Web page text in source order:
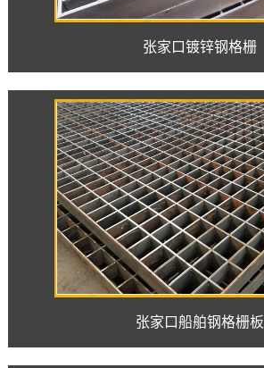
张家口镀锌钢格栅
张家口船舶钢格栅板